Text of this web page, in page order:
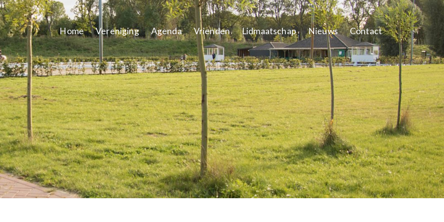
Home Vereniging Agenda Vrienden Lidmaatschap Nieuws Contact